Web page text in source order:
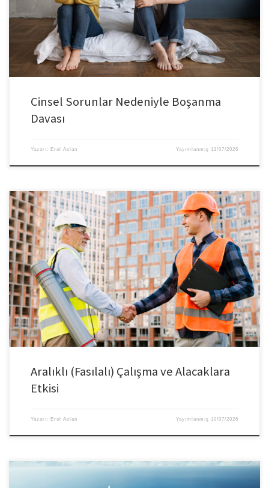
Cinsel Sorunlar Nedeniyle Boşanma
Davası
Yazarı: Erol Aslan Yayımlanmış 13/07/2026
Aralıklı (Fasılalı) Çalışma ve Alacaklara
Etkisi
Yazarı: Erol Aslan Yayımlanmış 10/07/2026